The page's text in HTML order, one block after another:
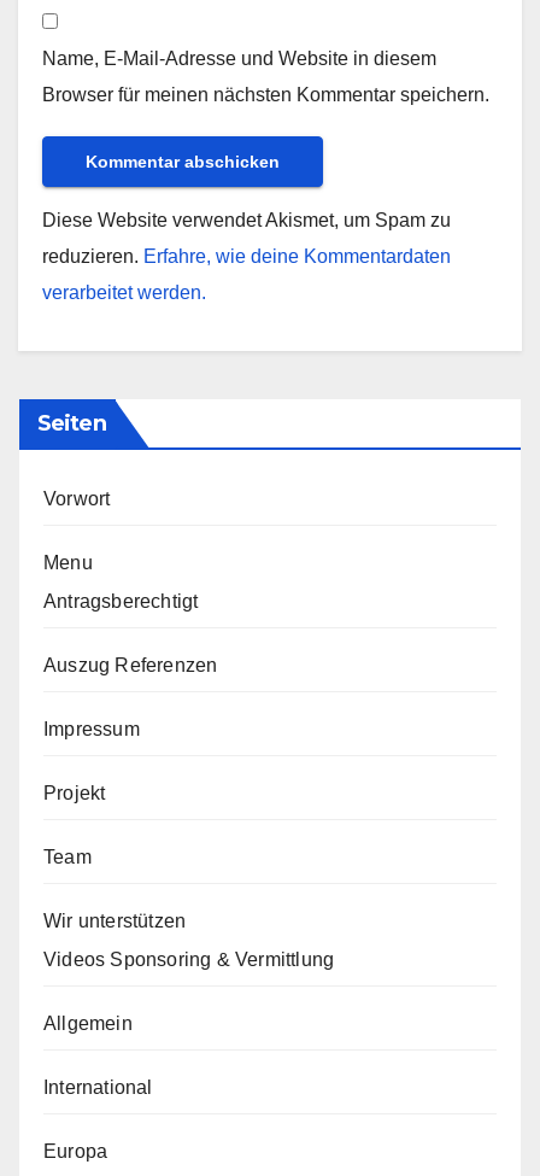
Name, E-Mail-Adresse und Website in diesem
Browser für meinen nächsten Kommentar speichern.
Diese Website verwendet Akismet, um Spam zu
reduzieren. Erfahre, wie deine Kommentardaten
verarbeitet werden.
Seiten
Vorwort
Menu
Antragsberechtigt
Auszug Referenzen
Impressum
Projekt
Team
Wir unterstützen
Videos Sponsoring & Vermittlung
Allgemein
International
Europa